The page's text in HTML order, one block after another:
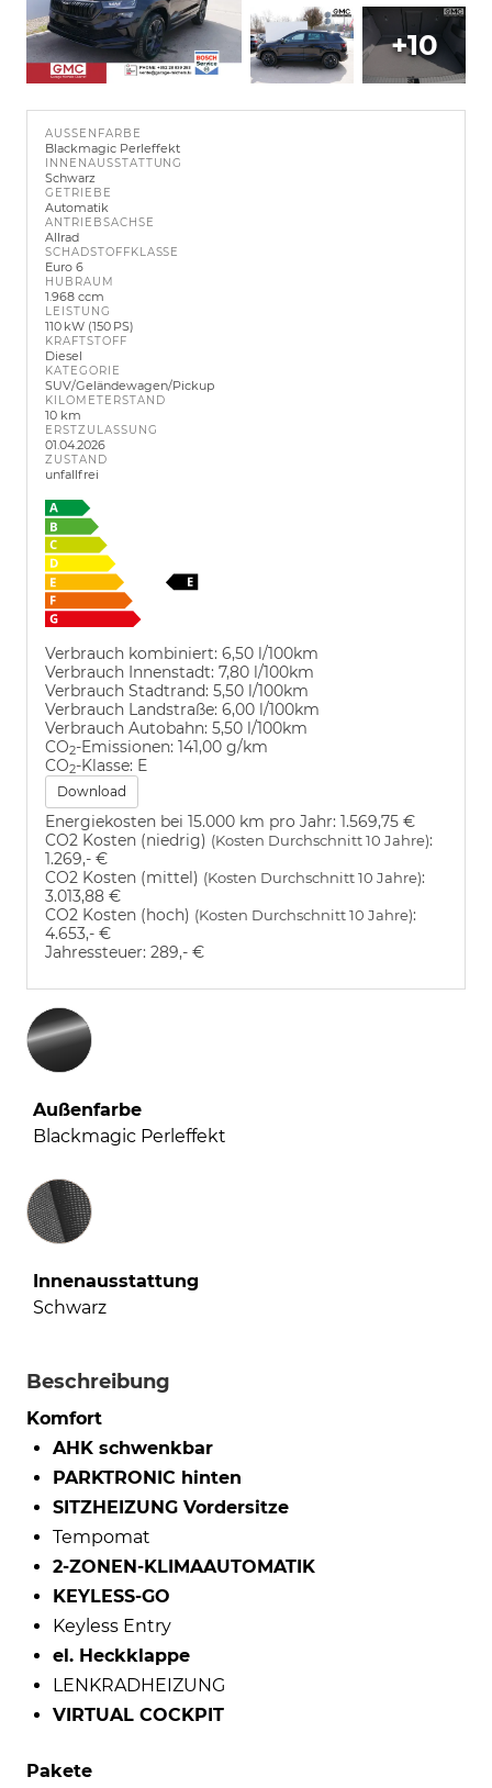
+10
AUSSENFARBE
Blackmagic Perleffekt
INNENAUSSTATTUNG
Schwarz
GETRIEBE
Automatik
ANTRIEBSACHSE
Allrad
SCHADSTOFFKLASSE
Euro 6
HUBRAUM
1.968 ccm
LEISTUNG
110 kW (150 PS)
KRAFTSTOFF
Diesel
KATEGORIE
SUV/Geländewagen/Pickup
KILOMETERSTAND
10 km
ERSTZULASSUNG
01.04.2026
ZUSTAND
unfallfrei
Verbrauch kombiniert: 6,50 l/100km
Verbrauch Innenstadt: 7,80 l/100km
Verbrauch Stadtrand: 5,50 l/100km
Verbrauch Landstraße: 6,00 l/100km
Verbrauch Autobahn: 5,50 l/100km
CO2-Emissionen: 141,00 g/km
CO2-Klasse: E
Download
Energiekosten bei 15.000 km pro Jahr: 1.569,75 €
CO2 Kosten (niedrig) (Kosten Durchschnitt 10 Jahre):
1.269,- €
CO2 Kosten (mittel) (Kosten Durchschnitt 10 Jahre):
3.013,88 €
CO2 Kosten (hoch) (Kosten Durchschnitt 10 Jahre):
4.653,- €
Jahressteuer: 289,- €
Außenfarbe
Blackmagic Perleffekt
Innenausstattung
Innenausstattung
Schwarz
Beschreibung
Komfort
AHK schwenkbar
PARKTRONIC hinten
SITZHEIZUNG Vordersitze
Tempomat
2-ZONEN-KLIMAAUTOMATIK
KEYLESS-GO
Keyless Entry
el. Heckklappe
LENKRADHEIZUNG
VIRTUAL COCKPIT
Pakete